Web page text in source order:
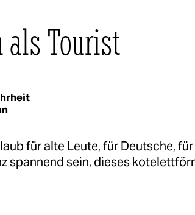
als Tourist
für alte Leute, für Deutsche,
spannend sein, dieses